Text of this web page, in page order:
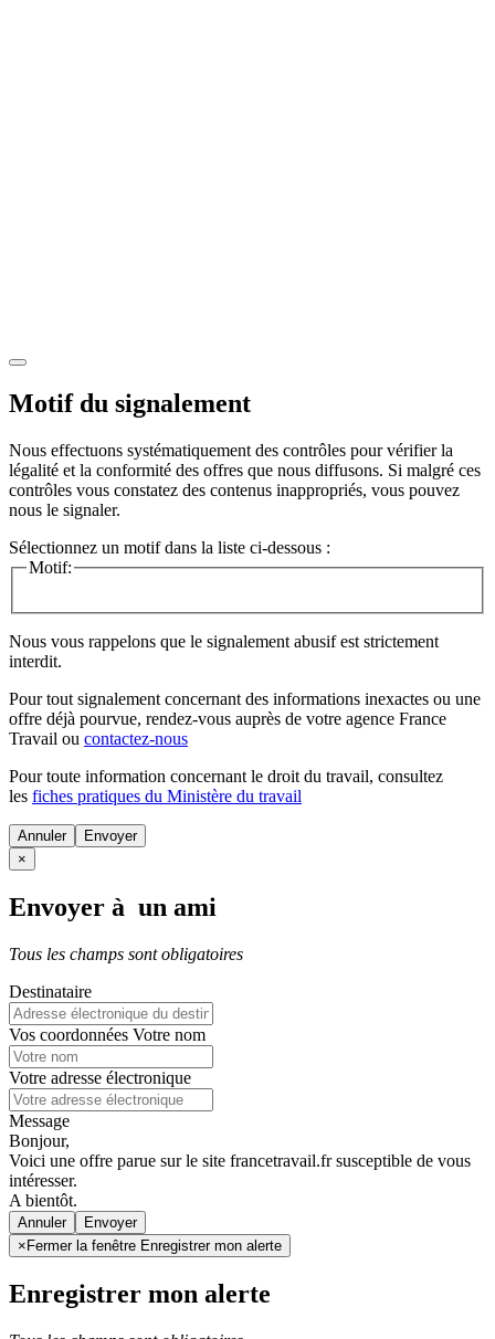
Motif du signalement
Nous effectuons systématiquement des contrôles pour vérifier la
légalité et la conformité des offres que nous diffusons. Si malgré ces
contrôles vous constatez des contenus inappropriés, vous pouvez
nous le signaler.
Sélectionnez un motif dans la liste ci-dessous :
Motif:
Nous vous rappelons que le signalement abusif est strictement
interdit.
Pour tout signalement concernant des informations inexactes ou une
offre déjà pourvue, rendez-vous auprès de votre agence France
Travail ou contactez-nous
Pour toute information concernant le droit du travail, consultez
les fiches pratiques du Ministère du travail
Annuler
×
Envoyer à un ami
Tous les champs sont obligatoires
Destinataire
Vos coordonnées Votre nom
Votre adresse électronique
Message
Bonjour,
Voici une offre parue sur le site francetravail.fr susceptible de vous
intéresser.
A bientôt.
Annuler
× Fermer la fenêtre Enregistrer mon alerte
Enregistrer mon alerte